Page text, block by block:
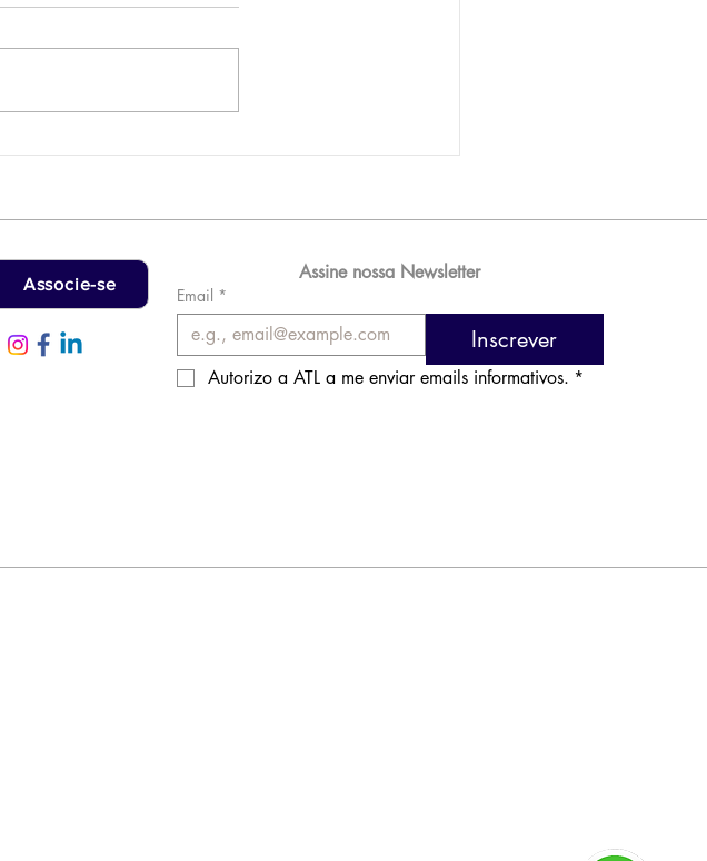
Associe-se
Assine nossa Newsletter
Email *
Inscrever
Autorizo a ATL a me enviar emails informativos. *